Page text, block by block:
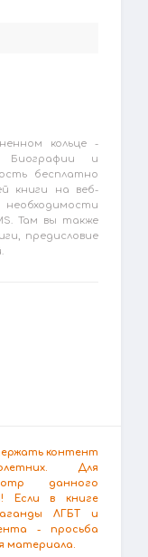
кольце -
Биографии и
бесплатно
книги на веб-
Там вы также
предисловие
контент
Для
данного
Если в книге
ЛГБТ и
- просьба
материала.